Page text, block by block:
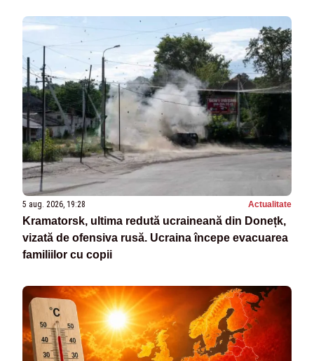
5 aug. 2026, 19:28 Actualitate
Kramatorsk, ultima redută ucraineană din Donețk,
vizată de ofensiva rusă. Ucraina începe evacuarea
familiilor cu copii